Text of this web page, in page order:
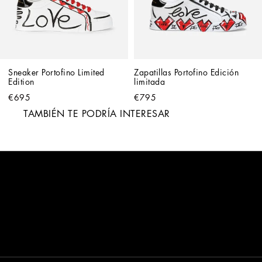
Sneaker Portofino Limited
Edition
€695
Zapatillas Portofino Edición
limitada
€795
TAMBIÉN TE PODRÍA INTERESAR